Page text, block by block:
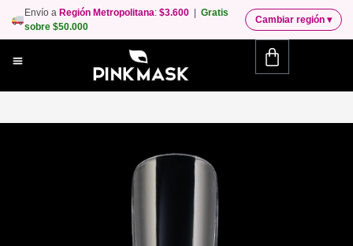
Envío a Región Metropolitana:$3.600 |Gratis
sobre $50.000
Cambiar región ▾